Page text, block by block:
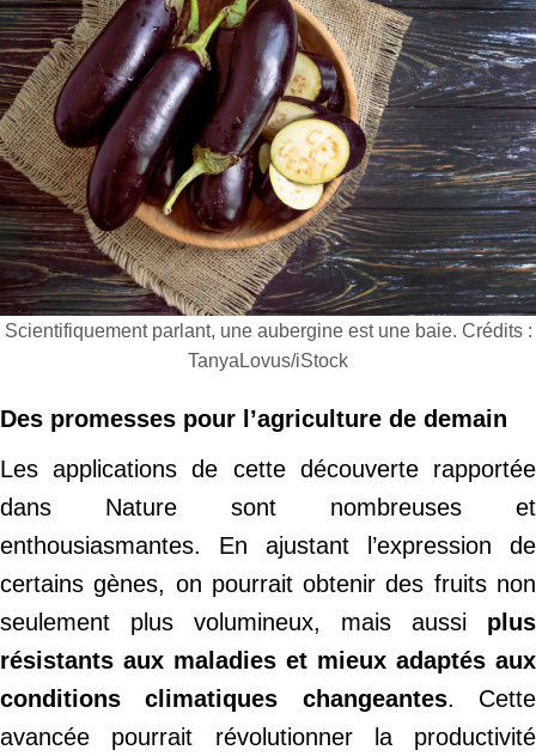
Scientifiquement parlant, une aubergine est une baie. Crédits :
TanyaLovus/iStock
Des promesses pour l’agriculture de demain
Les applications de cette découverte rapportée
dans Nature sont nombreuses et
enthousiasmantes. En ajustant l’expression de
certains gènes, on pourrait obtenir des fruits non
seulement plus volumineux, mais aussi plus
résistants aux maladies et mieux adaptés aux
conditions climatiques changeantes. Cette
avancée pourrait révolutionner la productivité